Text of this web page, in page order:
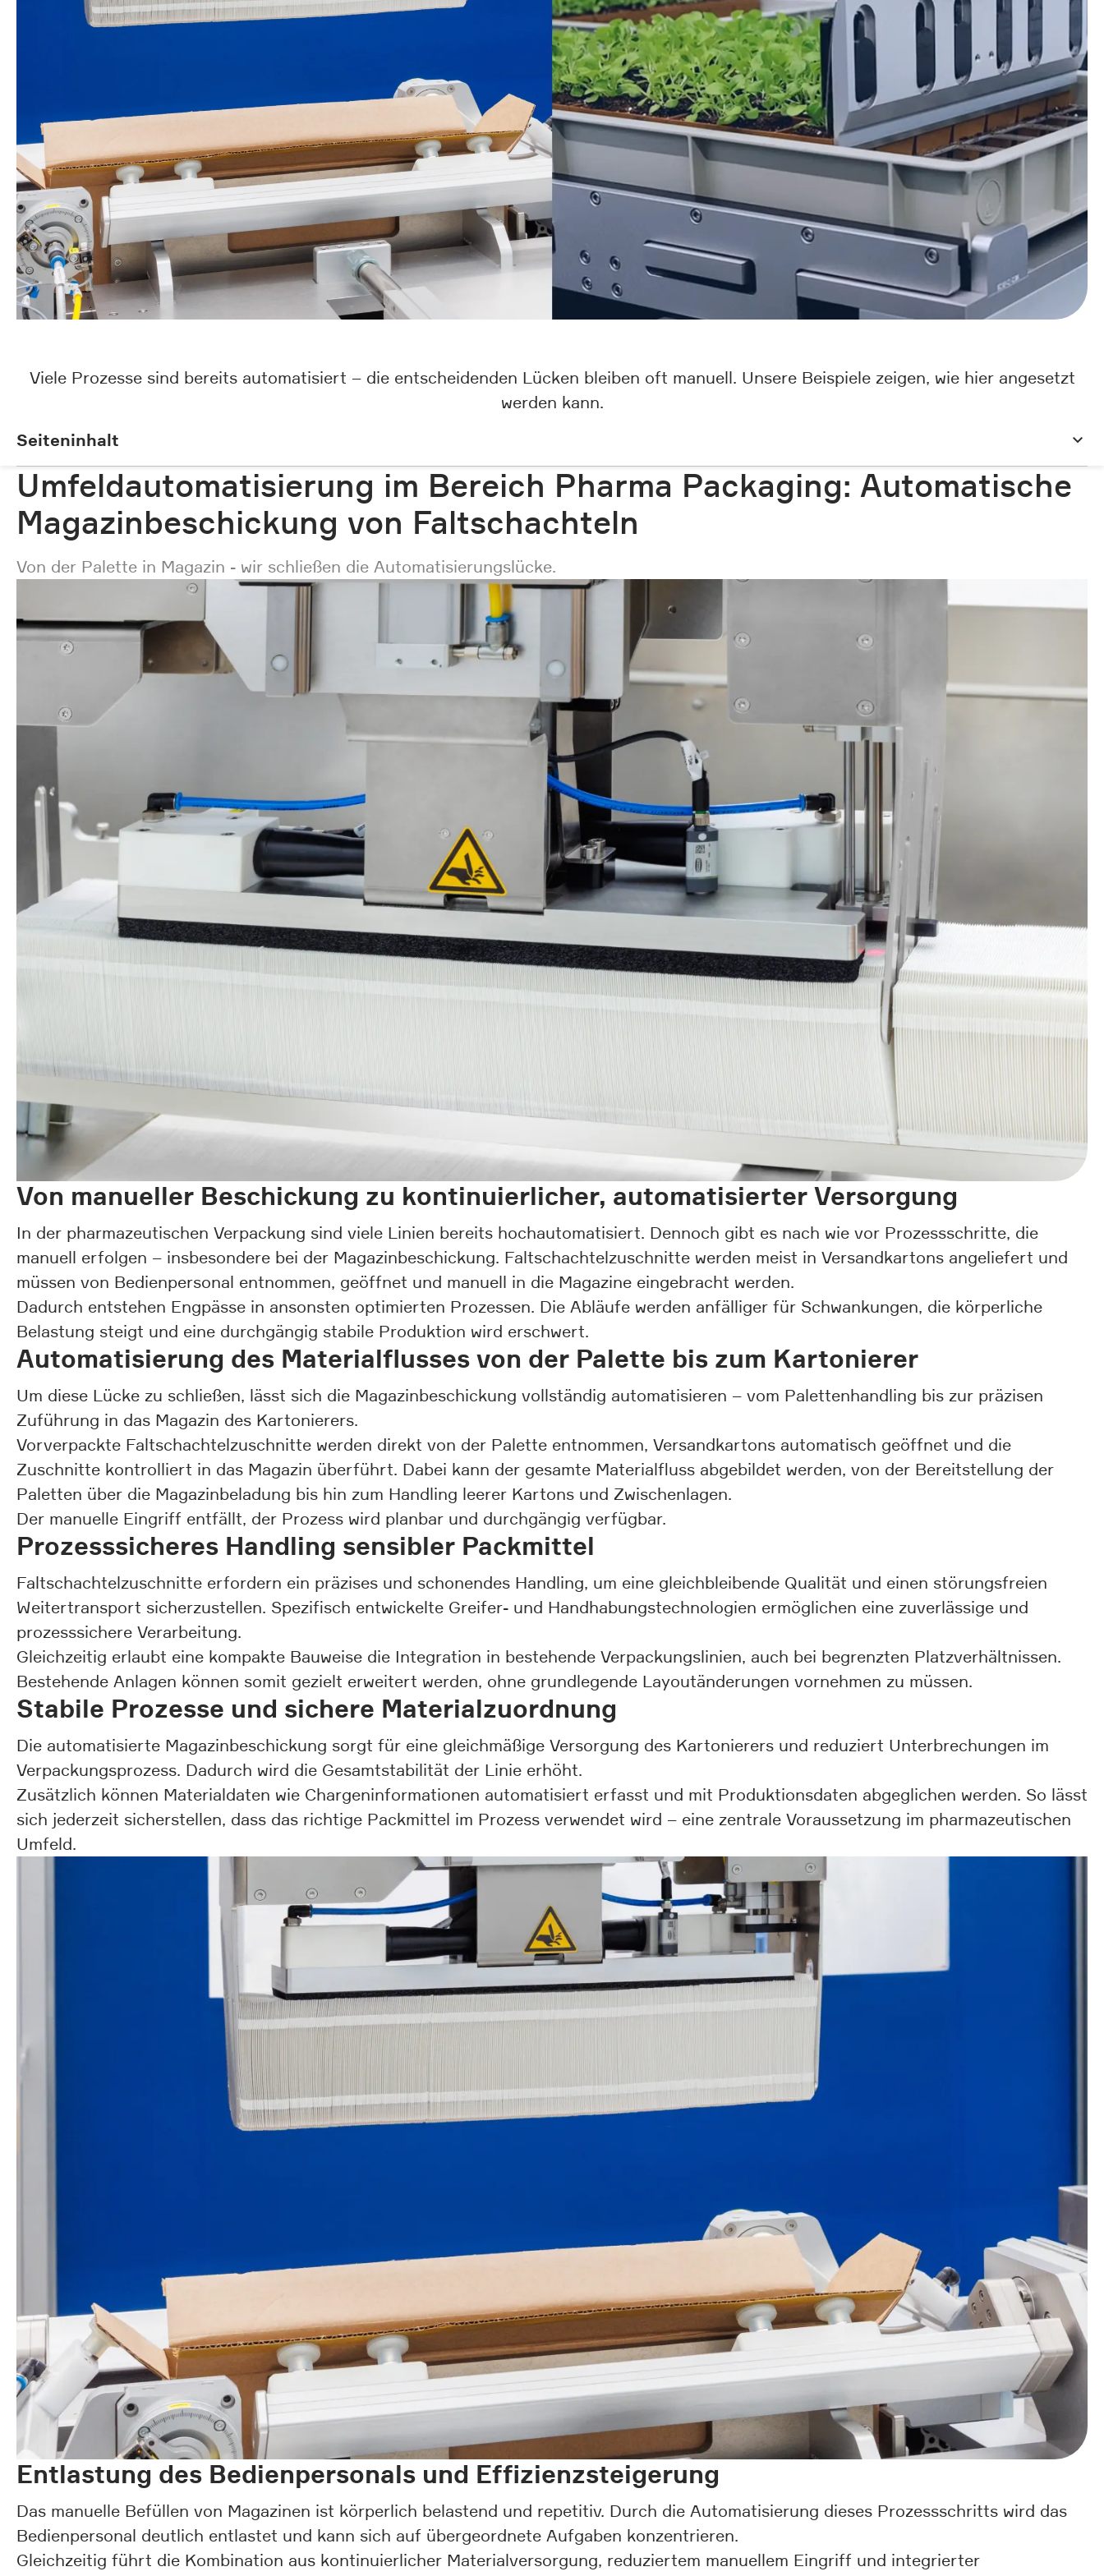
Viele Prozesse sind bereits automatisiert – die entscheidenden Lücken bleiben oft manuell. Unsere Beispiele zeigen, wie hier angesetzt
werden kann.
Seiteninhalt
Umfeldautomatisierung im Bereich Pharma Packaging: Automatische
Magazinbeschickung von Faltschachteln
Von der Palette in Magazin - wir schließen die Automatisierungslücke.
Von manueller Beschickung zu kontinuierlicher, automatisierter Versorgung
In der pharmazeutischen Verpackung sind viele Linien bereits hochautomatisiert. Dennoch gibt es nach wie vor Prozessschritte, die
manuell erfolgen – insbesondere bei der Magazinbeschickung. Faltschachtelzuschnitte werden meist in Versandkartons angeliefert und
müssen von Bedienpersonal entnommen, geöffnet und manuell in die Magazine eingebracht werden.
Dadurch entstehen Engpässe in ansonsten optimierten Prozessen. Die Abläufe werden anfälliger für Schwankungen, die körperliche
Belastung steigt und eine durchgängig stabile Produktion wird erschwert.
Automatisierung des Materialflusses von der Palette bis zum Kartonierer
Um diese Lücke zu schließen, lässt sich die Magazinbeschickung vollständig automatisieren – vom Palettenhandling bis zur präzisen
Zuführung in das Magazin des Kartonierers.
Vorverpackte Faltschachtelzuschnitte werden direkt von der Palette entnommen, Versandkartons automatisch geöffnet und die
Zuschnitte kontrolliert in das Magazin überführt. Dabei kann der gesamte Materialfluss abgebildet werden, von der Bereitstellung der
Paletten über die Magazinbeladung bis hin zum Handling leerer Kartons und Zwischenlagen.
Der manuelle Eingriff entfällt, der Prozess wird planbar und durchgängig verfügbar.
Prozesssicheres Handling sensibler Packmittel
Faltschachtelzuschnitte erfordern ein präzises und schonendes Handling, um eine gleichbleibende Qualität und einen störungsfreien
Weitertransport sicherzustellen. Spezifisch entwickelte Greifer- und Handhabungstechnologien ermöglichen eine zuverlässige und
prozesssichere Verarbeitung.
Gleichzeitig erlaubt eine kompakte Bauweise die Integration in bestehende Verpackungslinien, auch bei begrenzten Platzverhältnissen.
Bestehende Anlagen können somit gezielt erweitert werden, ohne grundlegende Layoutänderungen vornehmen zu müssen.
Stabile Prozesse und sichere Materialzuordnung
Die automatisierte Magazinbeschickung sorgt für eine gleichmäßige Versorgung des Kartonierers und reduziert Unterbrechungen im
Verpackungsprozess. Dadurch wird die Gesamtstabilität der Linie erhöht.
Zusätzlich können Materialdaten wie Chargeninformationen automatisiert erfasst und mit Produktionsdaten abgeglichen werden. So lässt
sich jederzeit sicherstellen, dass das richtige Packmittel im Prozess verwendet wird – eine zentrale Voraussetzung im pharmazeutischen
Umfeld.
Entlastung des Bedienpersonals und Effizienzsteigerung
Das manuelle Befüllen von Magazinen ist körperlich belastend und repetitiv. Durch die Automatisierung dieses Prozessschritts wird das
Bedienpersonal deutlich entlastet und kann sich auf übergeordnete Aufgaben konzentrieren.
Gleichzeitig führt die Kombination aus kontinuierlicher Materialversorgung, reduziertem manuellem Eingriff und integrierter